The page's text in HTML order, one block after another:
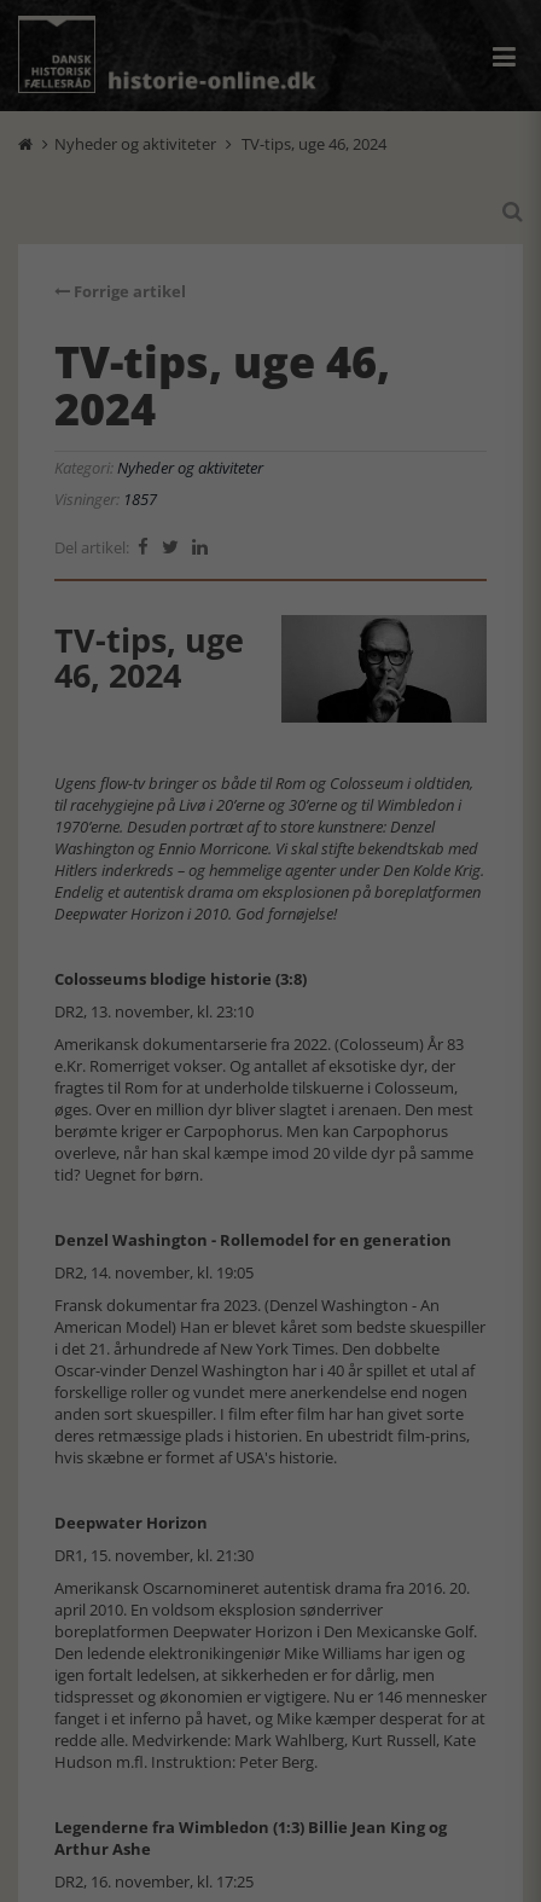
 Nyheder og aktiviteter  TV-tips, uge 46, 2024

Forrige artikel
TV-tips, uge 46,
2024
Kategori:Nyheder og aktiviteter
Visninger: 1857
Del artikel:   
TV-tips, uge
46, 2024
Ugens flow-tv bringer os både til Rom og Colosseum i oldtiden,
til racehygiejne på Livø i 20’erne og 30’erne og til Wimbledon i
1970’erne. Desuden portræt af to store kunstnere: Denzel
Washington og Ennio Morricone. Vi skal stifte bekendtskab med
Hitlers inderkreds – og hemmelige agenter under Den Kolde Krig.
Endelig et autentisk drama om eksplosionen på boreplatformen
Deepwater Horizon i 2010. God fornøjelse!
Colosseums blodige historie (3:8)
DR2, 13. november, kl. 23:10
Amerikansk dokumentarserie fra 2022. (Colosseum) År 83
e.Kr. Romerriget vokser. Og antallet af eksotiske dyr, der
fragtes til Rom for at underholde tilskuerne i Colosseum,
øges. Over en million dyr bliver slagtet i arenaen. Den mest
berømte kriger er Carpophorus. Men kan Carpophorus
overleve, når han skal kæmpe imod 20 vilde dyr på samme
tid? Uegnet for børn.
Denzel Washington - Rollemodel for en generation
DR2, 14. november, kl. 19:05
Fransk dokumentar fra 2023. (Denzel Washington - An
American Model) Han er blevet kåret som bedste skuespiller
i det 21. århundrede af New York Times. Den dobbelte
Oscar-vinder Denzel Washington har i 40 år spillet et utal af
forskellige roller og vundet mere anerkendelse end nogen
anden sort skuespiller. I film efter film har han givet sorte
deres retmæssige plads i historien. En ubestridt film-prins,
hvis skæbne er formet af USA's historie.
Deepwater Horizon
DR1, 15. november, kl. 21:30
Amerikansk Oscarnomineret autentisk drama fra 2016. 20.
april 2010. En voldsom eksplosion sønderriver
boreplatformen Deepwater Horizon i Den Mexicanske Golf.
Den ledende elektronikingeniør Mike Williams har igen og
igen fortalt ledelsen, at sikkerheden er for dårlig, men
tidspresset og økonomien er vigtigere. Nu er 146 mennesker
fanget i et inferno på havet, og Mike kæmper desperat for at
redde alle. Medvirkende: Mark Wahlberg, Kurt Russell, Kate
Hudson m.fl. Instruktion: Peter Berg.
Legenderne fra Wimbledon (1:3) Billie Jean King og
Arthur Ashe
DR2, 16. november, kl. 17:25